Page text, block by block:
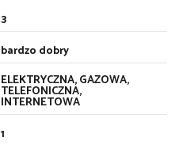
3
bardzo dobry
ELEKTRYCZNA, GAZOWA,
TELEFONICZNA,
INTERNETOWA
1